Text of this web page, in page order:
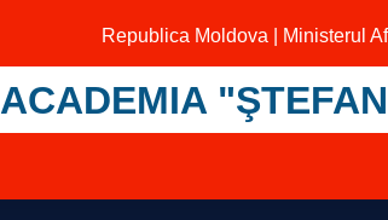
Republica Moldova | Ministerul
ACADEMIA